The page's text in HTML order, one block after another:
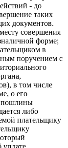
- до
таких
документов.
совершения
форме;
в
поручением с
в том числе
о его
пошлины
либо
плательщику